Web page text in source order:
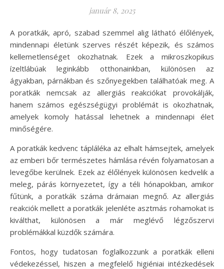
január 8, 2025
A poratkák, apró, szabad szemmel alig látható élőlények,
mindennapi életünk szerves részét képezik, és számos
kellemetlenséget okozhatnak. Ezek a mikroszkopikus
ízeltlábúak leginkább otthonainkban, különösen az
ágyakban, párnákban és szőnyegekben találhatóak meg. A
poratkák nemcsak az allergiás reakciókat provokálják,
hanem számos egészségügyi problémát is okozhatnak,
amelyek komoly hatással lehetnek a mindennapi élet
minőségére.
A poratkák kedvenc tápláléka az elhalt hámsejtek, amelyek
az emberi bőr természetes hámlása révén folyamatosan a
levegőbe kerülnek. Ezek az élőlények különösen kedvelik a
meleg, párás környezetet, így a téli hónapokban, amikor
fűtünk, a poratkák száma drámaian megnő. Az allergiás
reakciók mellett a poratkák jelenléte asztmás rohamokat is
kiválthat, különösen a már meglévő légzőszervi
problémákkal küzdők számára.
Fontos, hogy tudatosan foglalkozzunk a poratkák elleni
védekezéssel, hiszen a megfelelő higiéniai intézkedések